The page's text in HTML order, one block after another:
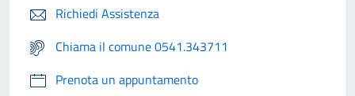
Richiedi Assistenza
Chiama il comune 0541.343711
Prenota un appuntamento